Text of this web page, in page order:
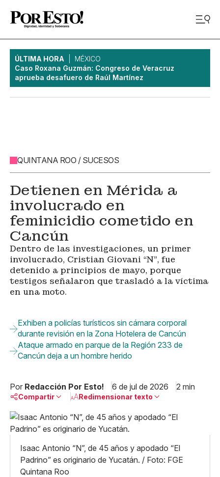
ÚLTIMA HORA
MÉXICO
Caso Roxana Guzmán: Congreso de Veracruz
aprueba desafuero de Raúl Martínez
QUINTANA ROO / SUCESOS
Detienen en Mérida a
involucrado en
feminicidio cometido en
Cancún
Dentro de las investigaciones, un primer
involucrado, Cristian Giovani “N”, fue
detenido a principios de mayo, porque
testigos señalaron que trasladó a la víctima
en una moto.
Exhiben a policías turísticos sin cámara corporal
durante revisión en la Zona Hotelera de Cancún
Ataque armado en parque de la Región 233 de
Cancún deja a un hombre herido
Por Redacción Por Esto! 6 de jul de 2026 2 min
Compartir
Linkedin
Facebook
X
Whatsapp
Copiar enlace
Redimensionar texto
Pequeño
Mediano
Grande
Isaac Antonio “N”, de 45 años y apodado “El
Padrino” es originario de Yucatán. / Foto: FGE
Quintana Roo